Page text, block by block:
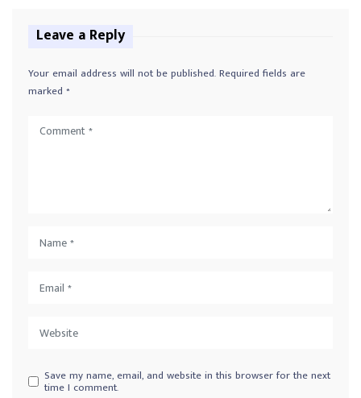
Leave a Reply
Your email address will not be published.Required fields are
marked *
Save my name, email, and website in this browser for the next
time I comment.